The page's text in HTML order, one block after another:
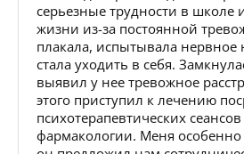
серьезные трудности в школе
жизни из-за постоянной
плакала, испытывала нервное
стала уходить в себя.
выявил у нее тревожное
этого приступил к лечению
психотерапевтических
фармакологии. Меня особенно